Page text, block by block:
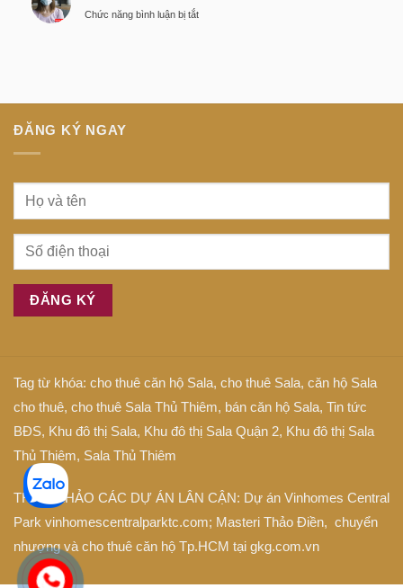
Chức năng bình luận bị tắtở
là
ĐĂNG KÝ NGAY
Tag từ khóa: cho thuê căn hộ Sala, cho thuê Sala, căn hộ Sala
cho thuê, cho thuê Sala Thủ Thiêm, bán căn hộ Sala, Tin tức
BĐS, Khu đô thị Sala, Khu đô thị Sala Quận 2, Khu đô thị Sala
Thủ Thiêm, Sala Thủ Thiêm
THAM KHẢO CÁC DỰ ÁN LÂN CẬN: Dự án Vinhomes Central
Park vinhomescentralparktc.com; Masteri Thảo Điền, chuyển
nhượng và cho thuê căn hộ Tp.HCM tại gkg.com.vn